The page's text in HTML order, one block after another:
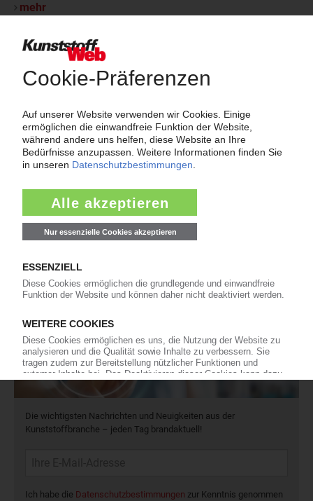
mehr
Thema "Force Majeure"
Force Majeure in der Kunststoffindustrie
wenn der Lieferant nicht mehr liefert – Informationen zum
Themenkomplex Force Majeure, Corona und Kunststoff-
Preisentwicklung sowie Tipps für die Praxis.
Newsletter
Die wichtigsten Nachrichten und Neuigkeiten aus der
Kunststoffbranche – jeden Tag brandaktuell!
Ich habe die Datenschutzbestimmungen zur Kenntnis genommen